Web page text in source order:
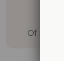
Of neem